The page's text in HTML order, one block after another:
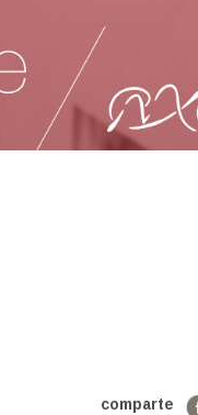
comparte